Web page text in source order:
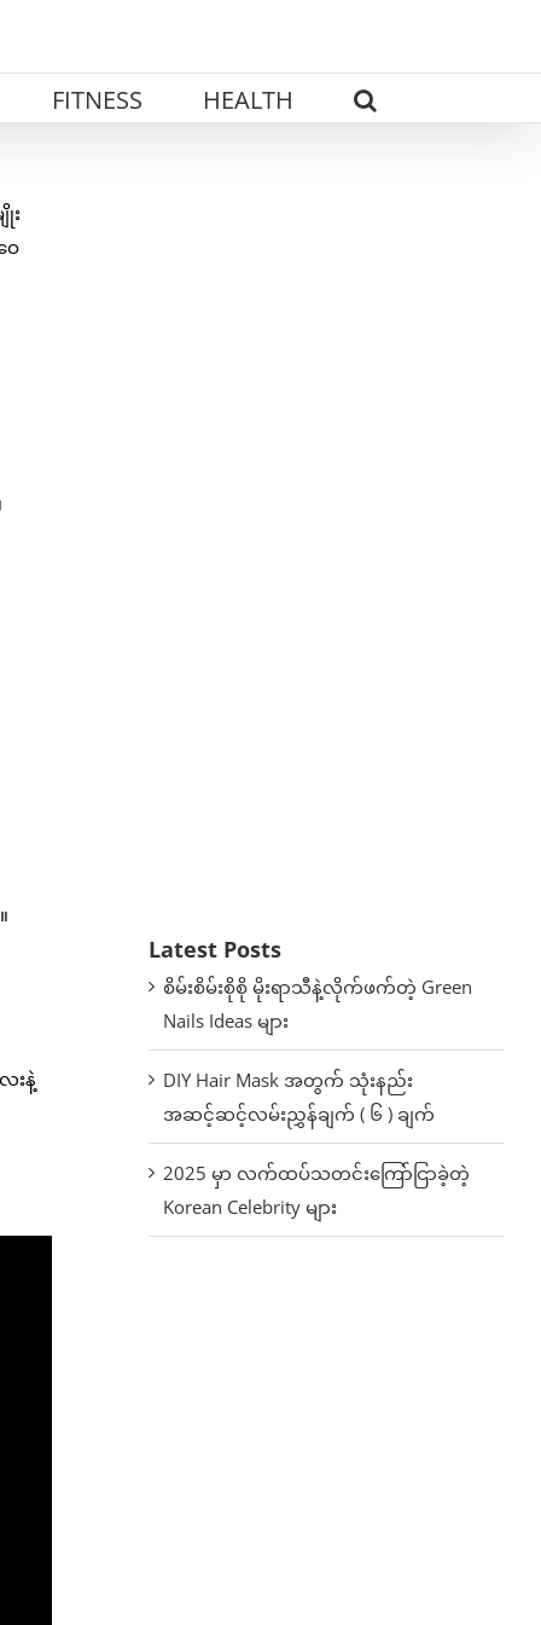
FITNESS HEALTH
း
ေ
းနဲ့
Latest Posts
စိမ်းစိမ်းစိုစို မိုးရာသီနဲ့လိုက်ဖက်တဲ့ Green
Nails Ideas များ
DIY Hair Mask အတွက် သုံးနည်း
အဆင့်ဆင့်လမ်းညွှန်ချက် ( ၆ ) ချက်
2025 မှာ လက်ထပ်သတင်းကြော်ငြာခဲ့တဲ့
Korean Celebrity များ